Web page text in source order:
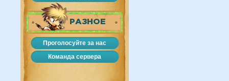
РАЗНОЕ
Проголосуйте за нас
Команда сервера